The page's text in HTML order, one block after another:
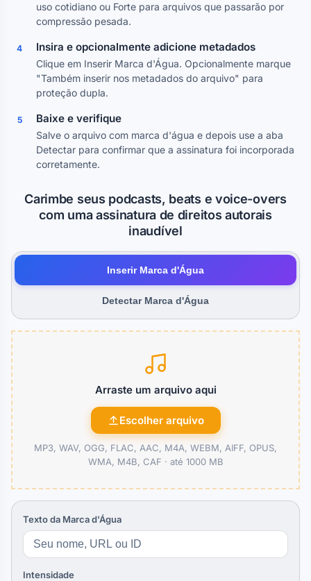
uso cotidiano ou Forte para arquivos que passarão por
compressão pesada.
4 Insira e opcionalmente adicione metadados
Clique em Inserir Marca d'Água. Opcionalmente marque
"Também inserir nos metadados do arquivo" para
proteção dupla.
5 Baixe e verifique
Salve o arquivo com marca d'água e depois use a aba
Detectar para confirmar que a assinatura foi incorporada
corretamente.
Carimbe seus podcasts, beats e voice-overs
com uma assinatura de direitos autorais
inaudível
Inserir Marca d'Água
Detectar Marca d'Água
Arraste um arquivo aqui
Escolher arquivo
MP3, WAV, OGG, FLAC, AAC, M4A, WEBM, AIFF, OPUS,
WMA, M4B, CAF · até 1000 MB
Texto da Marca d'Água
Intensidade